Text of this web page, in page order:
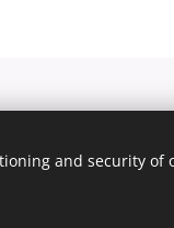
a trademark ofTaxi
and security of